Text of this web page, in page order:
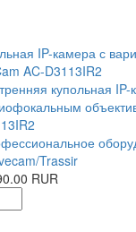
купольная IP-
Trassir
RUR